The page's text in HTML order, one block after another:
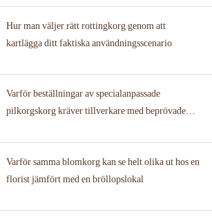
Hur man väljer rätt rottingkorg genom att
kartlägga ditt faktiska användningsscenario
Varför beställningar av specialanpassade
pilkorgskorg kräver tillverkare med beprövade
Varför samma blomkorg kan se helt olika ut hos en
florist jämfört med en bröllopslokal